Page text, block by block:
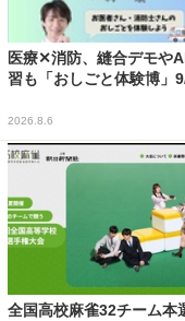
医療✕消防、縫合デモや
習も「おしごと体験博」
2026.8.6
全国高校麻雀32チーム本